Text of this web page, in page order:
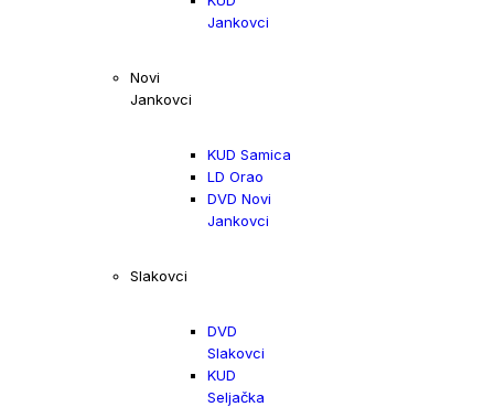
Jankovci
Novi
Jankovci
KUD Samica
LD Orao
DVD Novi
Jankovci
Slakovci
DVD
Slakovci
KUD
Seljačka